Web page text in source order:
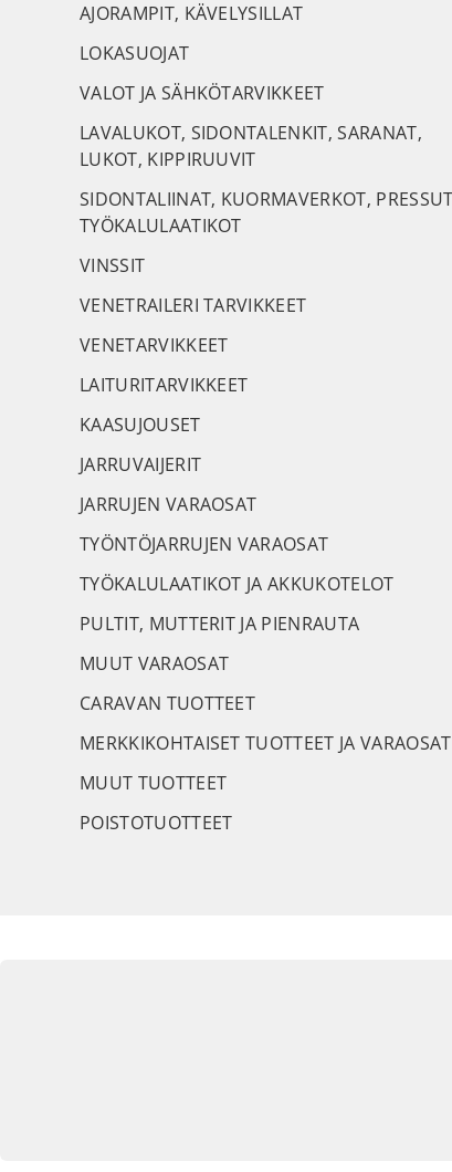
AJORAMPIT, KÄVELYSILLAT
LOKASUOJAT
VALOT JA SÄHKÖTARVIKKEET
LAVALUKOT, SIDONTALENKIT, SARANAT,
LUKOT, KIPPIRUUVIT
SIDONTALIINAT, KUORMAVERKOT,
TYÖKALULAATIKOT
VINSSIT
VENETRAILERI TARVIKKEET
VENETARVIKKEET
LAITURITARVIKKEET
KAASUJOUSET
JARRUVAIJERIT
JARRUJEN VARAOSAT
TYÖNTÖJARRUJEN VARAOSAT
TYÖKALULAATIKOT JA AKKUKOTELOT
PULTIT, MUTTERIT JA PIENRAUTA
MUUT VARAOSAT
CARAVAN TUOTTEET
MERKKIKOHTAISET TUOTTEET JA VARAOSAT
MUUT TUOTTEET
POISTOTUOTTEET